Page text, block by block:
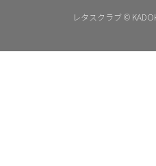
レタスクラブ ©